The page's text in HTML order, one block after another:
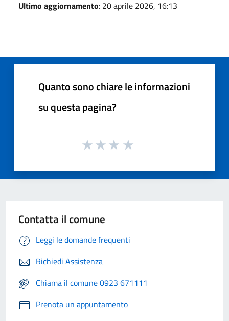
Ultimo aggiornamento: 20 aprile 2026, 16:13
Quanto sono chiare le informazioni
su questa pagina?
Contatta il comune
Leggi le domande frequenti
Richiedi Assistenza
Chiama il comune 0923 671111
Prenota un appuntamento